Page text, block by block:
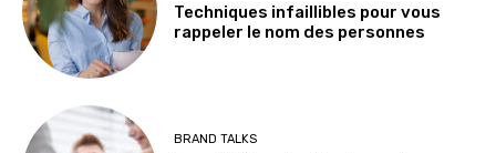
Techniques infaillibles pour vous
rappeler le nom des personnes
BRAND TALKS